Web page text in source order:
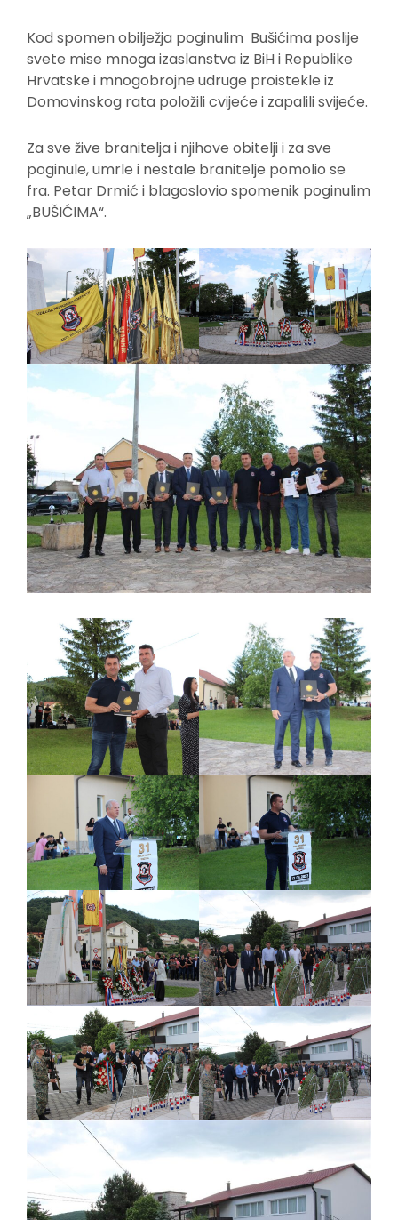
Kod spomen obilježja poginulim Bušićima poslije
svete mise mnoga izaslanstva iz BiH i Republike
Hrvatske i mnogobrojne udruge proistekle iz
Domovinskog rata položili cvijeće i zapalili svijeće.
Za sve žive branitelja i njihove obitelji i za sve
poginule, umrle i nestale branitelje pomolio se
fra. Petar Drmić i blagoslovio spomenik poginulim
„BUŠIĆIMA“.